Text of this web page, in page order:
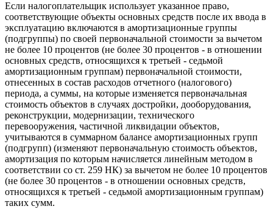
Если налогоплательщик использует указанное право,
соответствующие объекты основных средств после их ввода в
эксплуатацию включаются в амортизационные группы
(подгруппы) по своей первоначальной стоимости за вычетом
не более 10 процентов (не более 30 процентов - в отношении
основных средств, относящихся к третьей - седьмой
амортизационным группам) первоначальной стоимости,
отнесенных в состав расходов отчетного (налогового)
периода, а суммы, на которые изменяется первоначальная
стоимость объектов в случаях достройки, дооборудования,
реконструкции, модернизации, технического
перевооружения, частичной ликвидации объектов,
учитываются в суммарном балансе амортизационных групп
(подгрупп) (изменяют первоначальную стоимость объектов,
амортизация по которым начисляется линейным методом в
соответствии со ст. 259 НК) за вычетом не более 10 процентов
(не более 30 процентов - в отношении основных средств,
относящихся к третьей - седьмой амортизационным группам)
таких сумм.